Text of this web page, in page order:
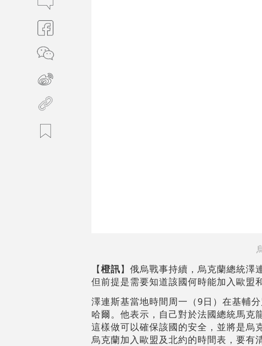
【橙訊】俄烏戰事持續，烏克蘭總統澤
但前提是需要知道該國何時能加入歐盟
澤連斯基當地時間周一（9日）在基輔
哈爾。他表示，自己對於法國總統馬克
這樣做可以確保該國的安全，並將是烏
烏克蘭加入歐盟及北約的時間表，要有